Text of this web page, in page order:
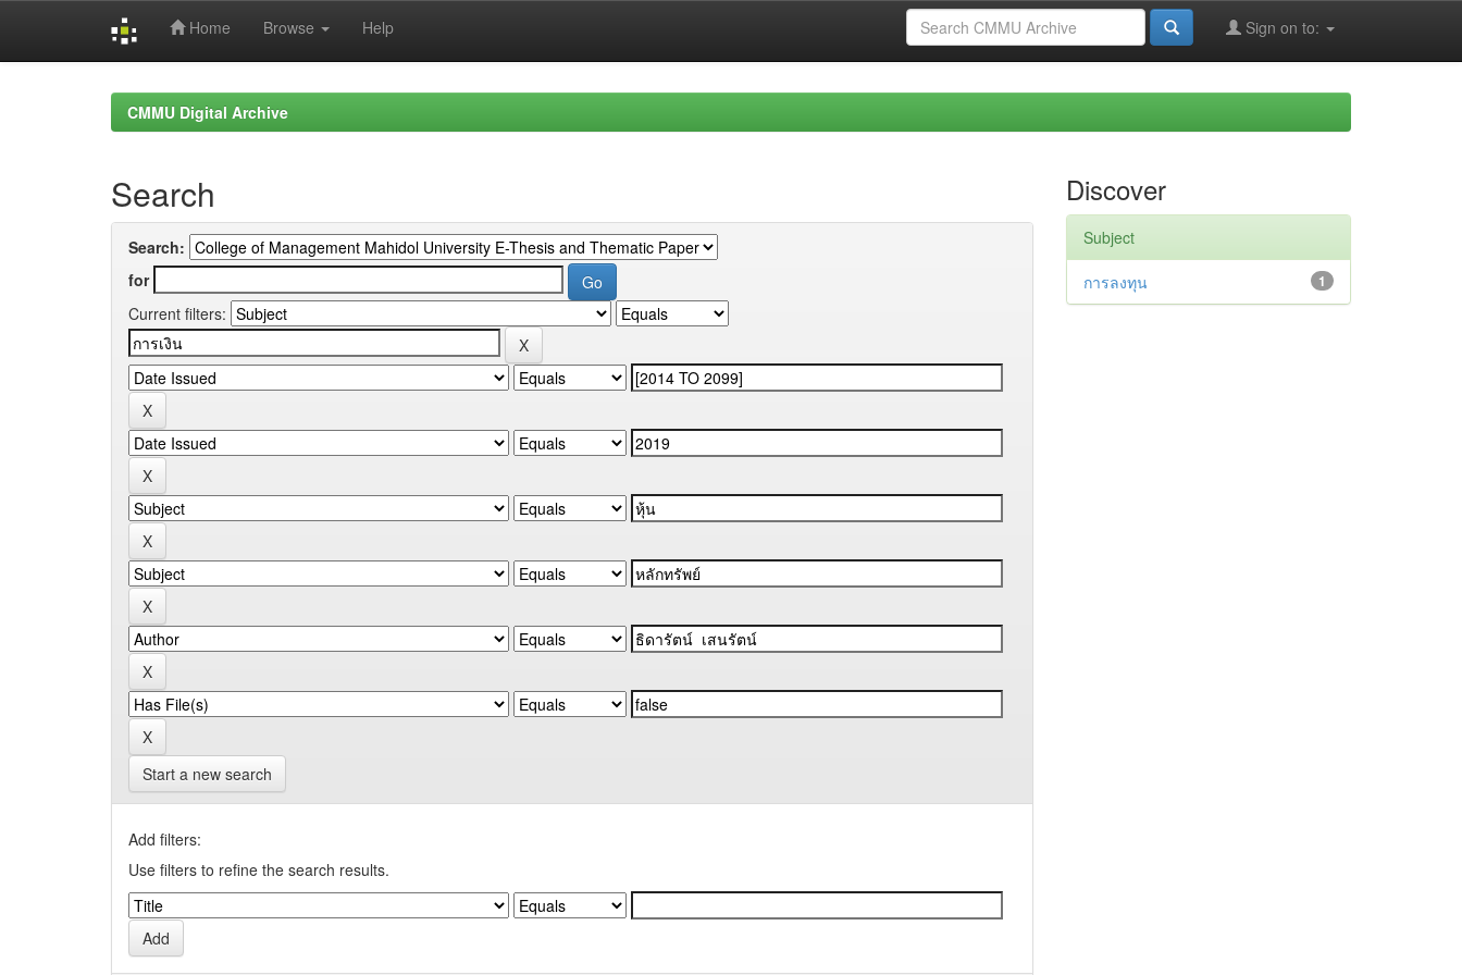
Home Browse Help Sign on to:
CMMU Digital Archive
Search
Search:
for
Current filters:
Start a new search
Add filters:
Use filters to refine the search results.
Discover
Subject
1
การลงทุน